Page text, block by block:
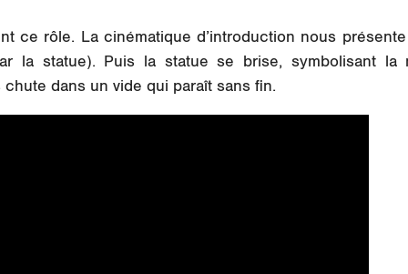
ce rôle. La cinématique d’introduction nous
la statue). Puis la statue se brise, symbolisant
dans un vide qui paraît sans fin.